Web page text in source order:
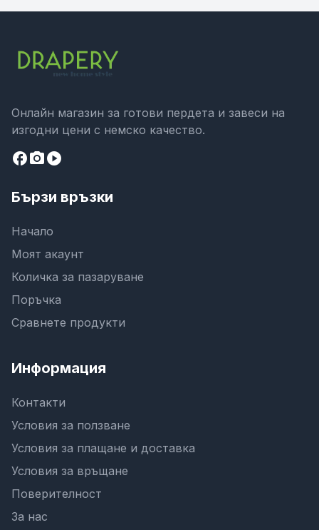
Онлайн магазин за готови пердета и завеси на
изгодни цени с немско качество.
facebookcamera_altplay_circle
Бързи връзки
Начало
Моят акаунт
Количка за пазаруване
Поръчка
Сравнете продукти
Информация
Контакти
Условия за ползване
Условия за плащане и доставка
Условия за връщане
Поверителност
За нас